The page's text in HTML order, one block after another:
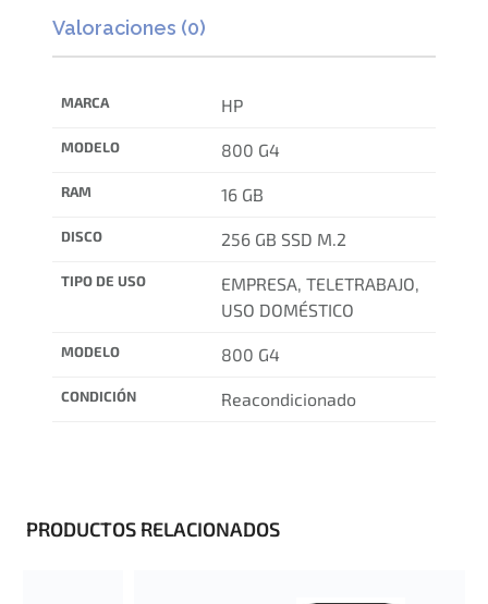
Valoraciones (0)
MARCA HP
MODELO 800 G4
RAM 16 GB
DISCO 256 GB SSD M.2
TIPO DE USO
EMPRESA, TELETRABAJO,
USO DOMÉSTICO
MODELO 800 G4
CONDICIÓN Reacondicionado
PRODUCTOS RELACIONADOS